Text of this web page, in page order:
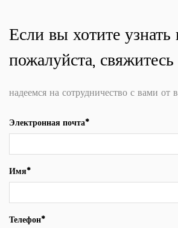
Если вы хотите узнать
пожалуйста,
надеемся на сотрудничество с вами от
Электронная почта*
Имя*
Телефон*